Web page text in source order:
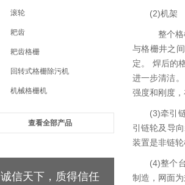
滚轮
耙齿
耙齿格栅
回转式格栅除污机
机械格栅机
查看全部产品
诚信天下，质得信任
(2)机
整个格
与格栅井之
定。 焊后的
进一步清洁
强度和刚度
(3)牵引
引链轮及导
装置是非
(4)整个
制造，网面